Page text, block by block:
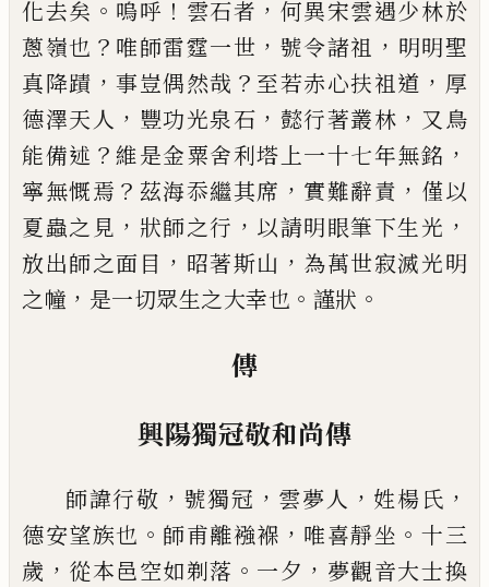
化去矣 。 嗚呼 ！ 雲石者 ， 何異宋雲遇少林於
蔥嶺也 ？ 唯師雷霆一世 ， 號令諸祖 ， 明明聖
真降蹟 ，事豈偶然哉 ？ 至若赤心扶祖道 ， 厚
德澤天人 ， 豐功光泉石 ， 懿行著叢林 ， 又鳥
能備述 ？維是金粟舍利塔上一十七年無銘 ，
寧無慨焉 ？ 茲海忝繼其席 ， 實難辭責 ， 僅以
夏蟲之見 ， 狀師之行 ， 以請明眼筆下生光 ，
放出師之面目 ， 昭著斯山 ， 為萬世寂滅光明
之幢 ， 是一切眾生之大幸也 。 謹狀 。
傳
興陽獨冠敬和尚傳
師諱行敬 ， 號獨冠 ， 雲夢人 ， 姓楊氏 ，
德安望族也 。 師甫離襁褓 ， 唯喜靜坐 。十三
歲 ， 從本邑空如剃落 。 一夕 ， 夢觀音大士換